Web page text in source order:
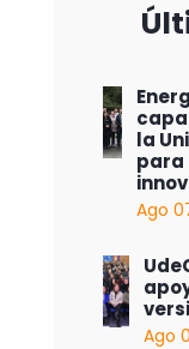
la
para
Ago
Ago